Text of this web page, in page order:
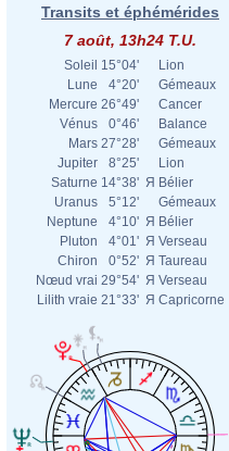
Transits et éphémérides
7 août, 13h24 T.U.
Soleil 15°04'
Lion
Lune
4°20'
Gémeaux
Mercure 26°49'
Cancer
Vénus
0°46'
Balance
Mars 27°28'
Gémeaux
Jupiter
8°25'
Lion
Saturne 14°38' Я Bélier
Uranus
5°12'
Gémeaux
Neptune
4°10' Я Bélier
Pluton
4°01' Я Verseau
Chiron
0°52' Я Taureau
Nœud vrai 29°54' Я Verseau
Lilith vraie 21°33' Я Capricorne